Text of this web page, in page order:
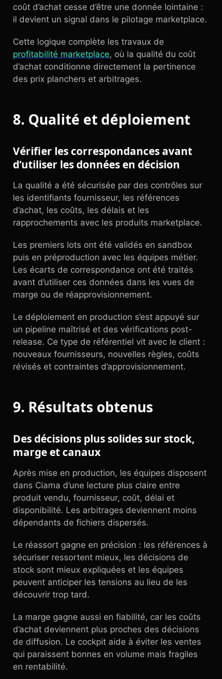
coût d’achat cesse d’être une donnée lointaine :
il devient un signal dans le pilotage marketplace.
Cette logique complète les travaux de
profitabilité marketplace, où la qualité du coût
d’achat conditionne directement la pertinence
des prix planchers et arbitrages.
8. Qualité et déploiement
Vérifier les correspondances avant
d’utiliser les données en décision
La qualité a été sécurisée par des contrôles sur
les identifiants fournisseur, les références
d’achat, les coûts, les délais et les
rapprochements avec les produits marketplace.
Les premiers lots ont été validés en sandbox
puis en préproduction avec les équipes métier.
Les écarts de correspondance ont été traités
avant d’utiliser ces données dans les vues de
marge ou de réapprovisionnement.
Le déploiement en production s’est appuyé sur
un pipeline maîtrisé et des vérifications post-
release. Ce type de référentiel vit avec le client :
nouveaux fournisseurs, nouvelles règles, coûts
révisés et contraintes d’approvisionnement.
9. Résultats obtenus
Des décisions plus solides sur stock,
marge et canaux
Après mise en production, les équipes disposent
dans Ciama d’une lecture plus claire entre
produit vendu, fournisseur, coût, délai et
disponibilité. Les arbitrages deviennent moins
dépendants de fichiers dispersés.
Le réassort gagne en précision : les références à
sécuriser ressortent mieux, les décisions de
stock sont mieux expliquées et les équipes
peuvent anticiper les tensions au lieu de les
découvrir trop tard.
La marge gagne aussi en fiabilité, car les coûts
d’achat deviennent plus proches des décisions
de diffusion. Le cockpit aide à éviter les ventes
qui paraissent bonnes en volume mais fragiles
en rentabilité.